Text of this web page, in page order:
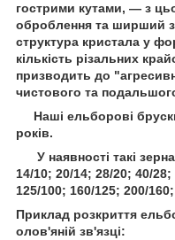
гострими кутами, — з
оброблення та ширший
структура кристала у
кількість різальних
призводить до
чистового та
Наші ельборові
років.
У наявності такі
14/10; 20/14; 28/20; 40/
125/100; 160/125; 200/
Приклад розкриття
олов'яній зв'язці: